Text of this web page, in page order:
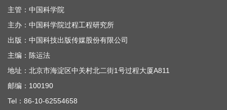
主管：中国科学院
主办：中国科学院过程工程研究所
出版：中国科技出版传媒股份有限公司
主编：陈运法
地址：北京市海淀区中关村北二街1号过程大厦A811
邮编：100190
Tel：86-10-62554658